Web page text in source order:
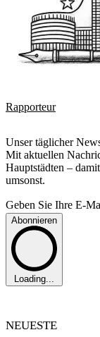
Rapporteur
Unser täglicher
Mit aktuellen
Hauptstädten –
umsonst.
Geben Sie Ihre E-
Abonnieren
Loading...
NEUESTE